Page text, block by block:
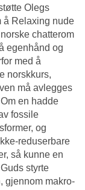
Olegs
å Relaxing nude
chatterom
egenhånd og
med å
norskkurs,
må avlegges
en hadde
fossile
og
reduserbare
så kunne en
styrte
gjennom makro-